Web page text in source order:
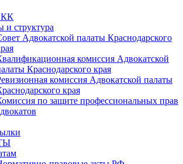
и структура
Адвокатской палаты Краснодарского
комиссия Адвокатской
Краснодарского края
комиссия Адвокатской палаты
края
по защите профессиональных прав